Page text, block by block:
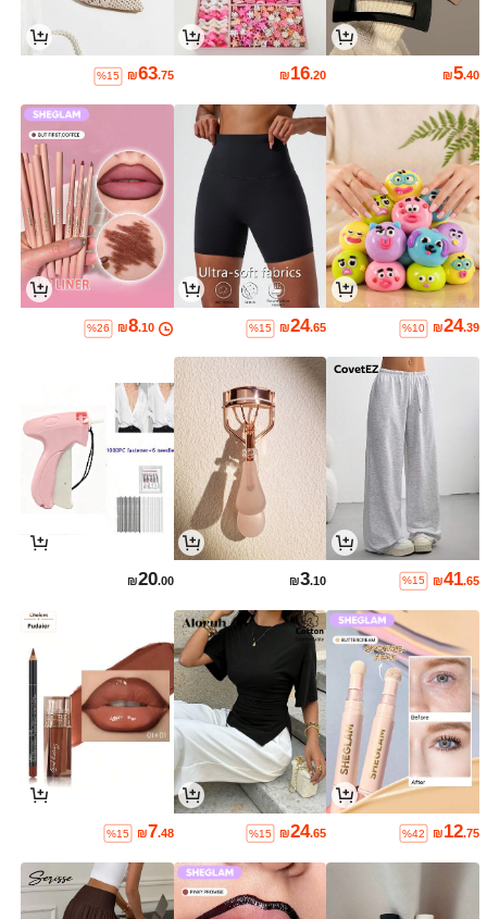
₪5.40
₪16.20
₪63.75
%15
₪24.39
%10
₪24.65
%15
₪8.10
%26
₪41.65
%15
₪3.10
₪20.00
₪12.75
%42
₪24.65
%15
₪7.48
%15